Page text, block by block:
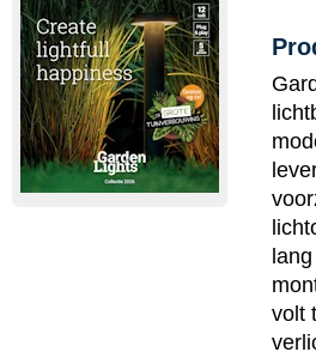
volt